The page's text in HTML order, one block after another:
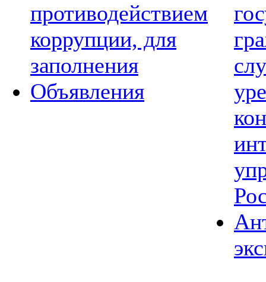
противодействием
коррупции, для
заполнения
Объявления